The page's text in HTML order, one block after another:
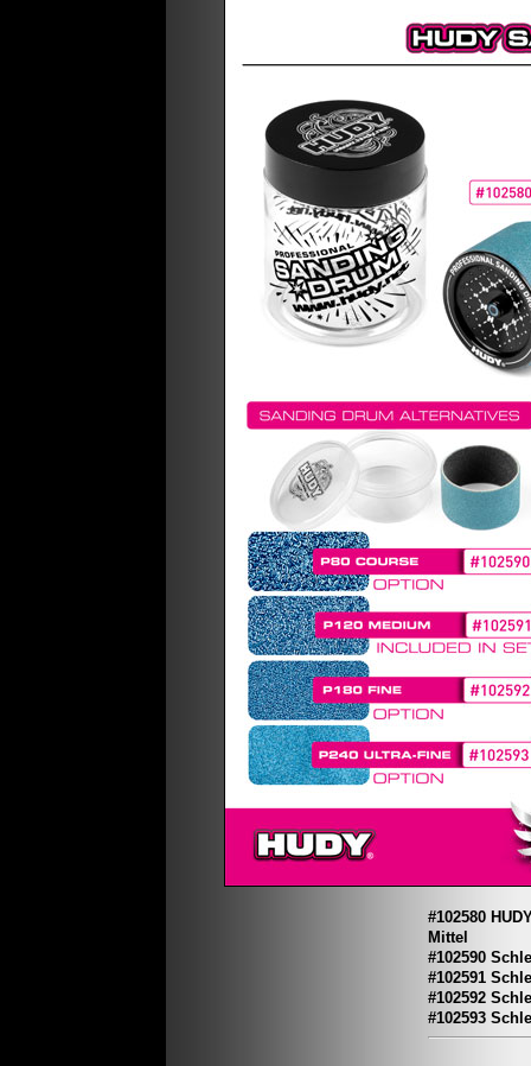
#102580
Mittel
#102590
#102591
#102592
#102593